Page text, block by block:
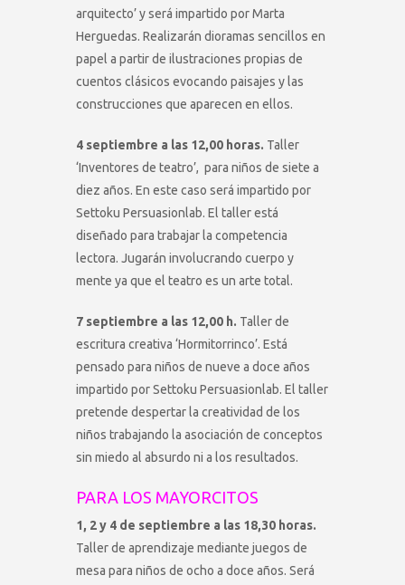
arquitecto’ y será impartido por Marta
Herguedas. Realizarán dioramas sencillos en
papel a partir de ilustraciones propias de
cuentos clásicos evocando paisajes y las
construcciones que aparecen en ellos.
4 septiembre a las 12,00 horas. Taller
‘Inventores de teatro’, para niños de siete a
diez años. En este caso será impartido por
Settoku Persuasionlab. El taller está
diseñado para trabajar la competencia
lectora. Jugarán involucrando cuerpo y
mente ya que el teatro es un arte total.
7 septiembre a las 12,00 h. Taller de
escritura creativa ‘Hormitorrinco’. Está
pensado para niños de nueve a doce años
impartido por Settoku Persuasionlab. El taller
pretende despertar la creatividad de los
niños trabajando la asociación de conceptos
sin miedo al absurdo ni a los resultados.
PARA LOS MAYORCITOS
1, 2 y 4 de septiembre a las 18,30 horas.
Taller de aprendizaje mediante juegos de
mesa para niños de ocho a doce años. Será